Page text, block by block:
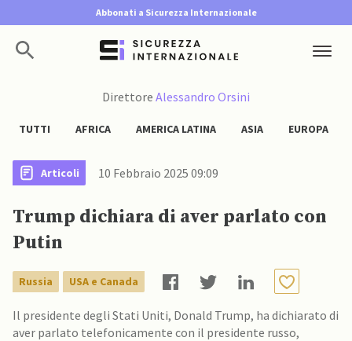
Abbonati a Sicurezza Internazionale
Direttore Alessandro Orsini
TUTTI AFRICA AMERICA LATINA ASIA EUROPA
Articoli 10 Febbraio 2025 09:09
Trump dichiara di aver parlato con
Putin
Russia USA e Canada
Il presidente degli Stati Uniti, Donald Trump, ha dichiarato di
aver parlato telefonicamente con il presidente russo,